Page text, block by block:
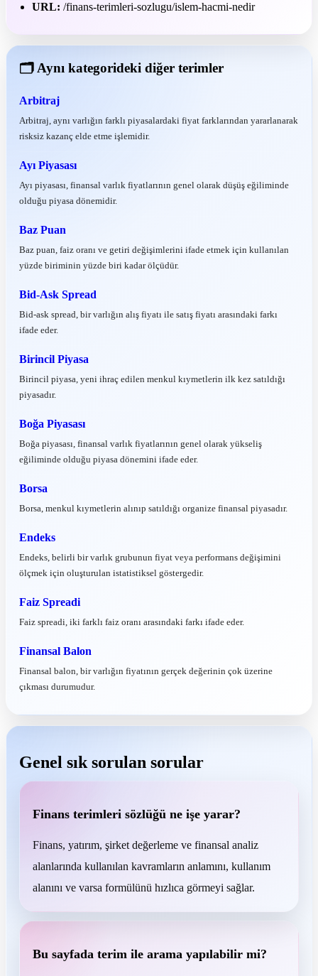
URL: /finans-terimleri-sozlugu/islem-hacmi-nedir
🗂 Aynı kategorideki diğer terimler
Arbitraj
Arbitraj, aynı varlığın farklı piyasalardaki fiyat farklarından yararlanarak
risksiz kazanç elde etme işlemidir.
Ayı Piyasası
Ayı piyasası, finansal varlık fiyatlarının genel olarak düşüş eğiliminde
olduğu piyasa dönemidir.
Baz Puan
Baz puan, faiz oranı ve getiri değişimlerini ifade etmek için kullanılan
yüzde biriminin yüzde biri kadar ölçüdür.
Bid-Ask Spread
Bid-ask spread, bir varlığın alış fiyatı ile satış fiyatı arasındaki farkı
ifade eder.
Birincil Piyasa
Birincil piyasa, yeni ihraç edilen menkul kıymetlerin ilk kez satıldığı
piyasadır.
Boğa Piyasası
Boğa piyasası, finansal varlık fiyatlarının genel olarak yükseliş
eğiliminde olduğu piyasa dönemini ifade eder.
Borsa
Borsa, menkul kıymetlerin alınıp satıldığı organize finansal piyasadır.
Endeks
Endeks, belirli bir varlık grubunun fiyat veya performans değişimini
ölçmek için oluşturulan istatistiksel göstergedir.
Faiz Spreadi
Faiz spreadi, iki farklı faiz oranı arasındaki farkı ifade eder.
Finansal Balon
Finansal balon, bir varlığın fiyatının gerçek değerinin çok üzerine
çıkması durumudur.
Genel sık sorulan sorular
Finans terimleri sözlüğü ne işe yarar?
Finans, yatırım, şirket değerleme ve finansal analiz
alanlarında kullanılan kavramların anlamını, kullanım
alanını ve varsa formülünü hızlıca görmeyi sağlar.
Bu sayfada terim ile arama yapılabilir mi?